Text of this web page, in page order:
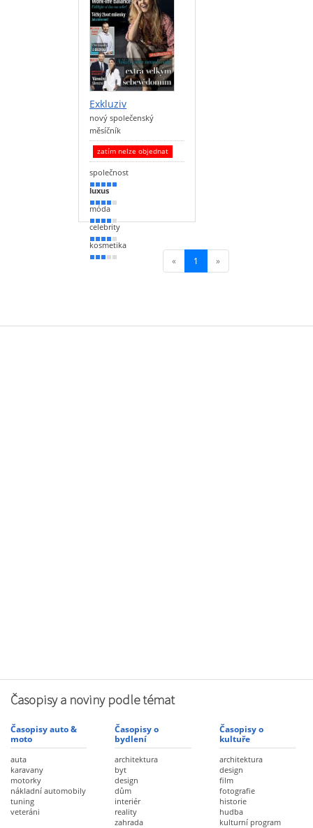
Exkluziv
nový společenský
měsíčník
zatím nelze objednat
společnost
90 %
luxus
80 %
móda
70 %
celebrity
70 %
kosmetika
60 %
« 1 (current)
»
Časopisy a noviny podle témat
Časopisy auto &
moto
auta
karavany
motorky
nákladní automobily
tuning
veteráni
Časopisy o
bydlení
architektura
byt
design
dům
interiér
reality
zahrada
Časopisy o
kultuře
architektura
design
film
fotografie
historie
hudba
kulturní program